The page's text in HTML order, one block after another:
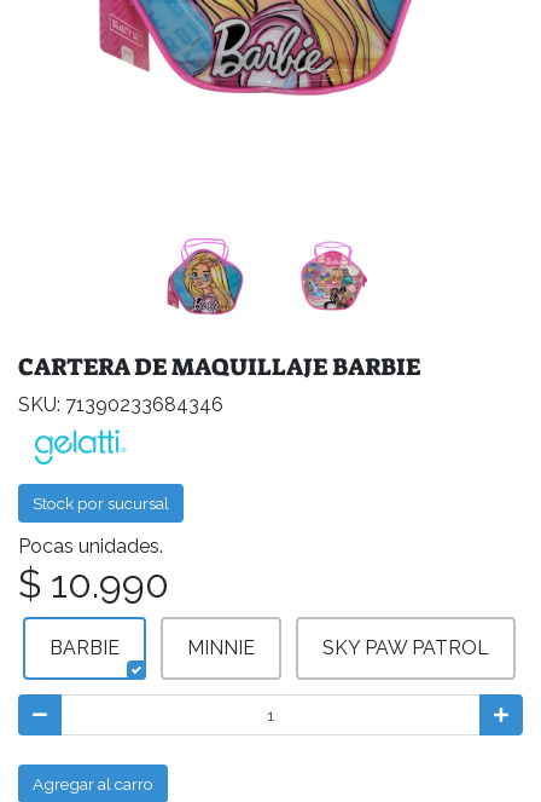
CARTERA DE MAQUILLAJE BARBIE
SKU: 71390233684346
Stock por sucursal
Pocas unidades.
$ 10.990
BARBIE MINNIE SKY PAW PATROL
Agregar al carro